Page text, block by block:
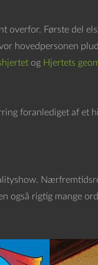
Første del
hovedpersonen
og Hjertets
foranlediget af et
rigtig mange